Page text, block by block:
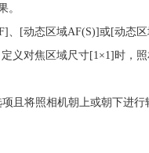
。
[动态区域AF(S)]或[动态区
义对焦区域尺寸[1×1]时，
将照相机朝上或朝下进行